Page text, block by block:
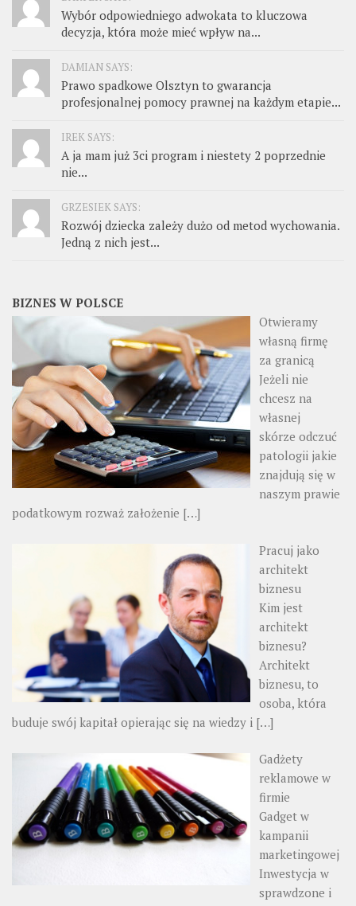
Wybór odpowiedniego adwokata to kluczowa
decyzja, która może mieć wpływ na...
DAMIAN SAYS:
Prawo spadkowe Olsztyn to gwarancja
profesjonalnej pomocy prawnej na każdym etapie...
IREK SAYS:
A ja mam już 3ci program i niestety 2 poprzednie
nie...
GRZESIEK SAYS:
Rozwój dziecka zależy dużo od metod wychowania.
Jedną z nich jest...
BIZNES W POLSCE
Otwieramy
własną firmę
za granicą
Jeżeli nie
chcesz na
własnej
skórze odczuć
patologii jakie
znajdują się w
naszym prawie
podatkowym rozważ założenie […]
Pracuj jako
architekt
biznesu
Kim jest
architekt
biznesu?
Architekt
biznesu, to
osoba, która
buduje swój kapitał opierając się na wiedzy i […]
Gadżety
reklamowe w
firmie
Gadget w
kampanii
marketingowej
Inwestycja w
sprawdzone i